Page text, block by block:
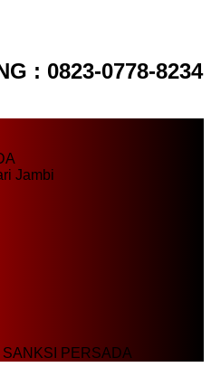
: 0823-0778-8234
Jambi
PERSADA